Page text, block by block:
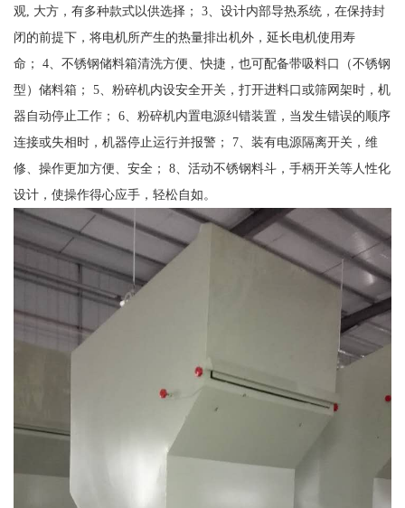
观, 大方，有多种款式以供选择； 3、设计内部导热系统，在保持封
闭的前提下，将电机所产生的热量排出机外，延长电机使用寿
命； 4、不锈钢储料箱清洗方便、快捷，也可配备带吸料口（不锈钢
型）储料箱； 5、粉碎机内设安全开关，打开进料口或筛网架时，机
器自动停止工作； 6、粉碎机内置电源纠错装置，当发生错误的顺序
连接或失相时，机器停止运行并报警； 7、装有电源隔离开关，维
修、操作更加方便、安全； 8、活动不锈钢料斗，手柄开关等人性化
设计，使操作得心应手，轻松自如。